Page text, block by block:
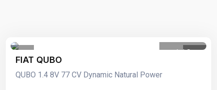
1 /8
FIAT QUBO
QUBO 1.4 8V 77 CV Dynamic Natural Power